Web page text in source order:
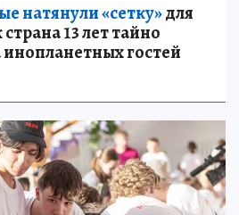
натянули «сетку»для
13 лет тайно
инопланетных гостей